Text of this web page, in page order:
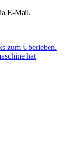
E-Mail.
zum Überleben.
hat